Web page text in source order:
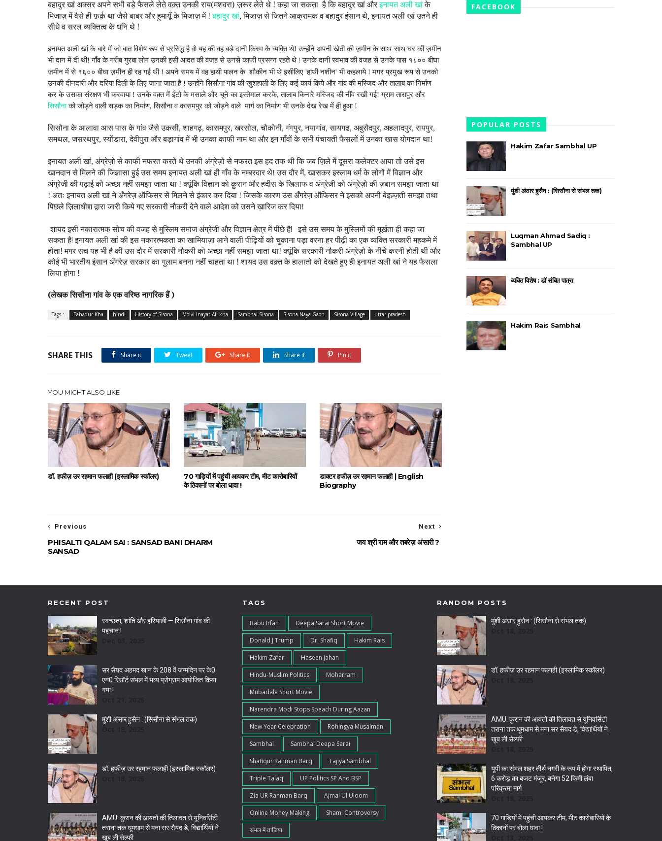
बहादुरखां अक्सर अपने सभी बड़े फैसले लेते वक़्त उनकी राय(मशवरा) ज़रूर लेते थे ! कहाजासकता है कि बहादुर खां औरइनायत अली खांके
मिजाज़मेंवैसेहीफ़र्क़थाजैसेबाबरऔरहुमायूँकेमिजाज़में !बहादुर खां, मिजाज़ से जितने आक्रामक व बहादुर इंसान थे, इनायत अली खां उतने ही
सीधे व सरल व्यक्तित्व के धनि थे !
इनायत अलीखांके बारे में जो बात विशेष रूप से प्रसिद्ध है वो यह की वह बड़े दानी किस्म के व्यक्ति थे! उन्होंने अपनी खेती की ज़मीन के साथ-साथ घर की ज़मीन
भी दान में दीथी! गाँव के गरीब गुरबा लोग उनकी इसी आदत की वजह से उनसे काफी प्रसन्न रहते थे ! उनके दानी स्वभाव की वजह से उनके पास १८०० बीघा
ज़मीन में से १६०० बीघा ज़मीन ही रह गई थी ! अपने समय में वह हाथी पालन के शौकीन भी थे इसीलिए 'हाथी नशीन' भी कहलाये ! मगर प्रमुख रूप से उनको
उनकी दीनदारी और दरिया दिली के लिए जाना जाता है ! उन्होंने सिसौना गांव की खुशहाली के लिए कई कार्य किये और गांव की मस्जिद औरतालाब का निर्माण
कर के उसका संरक्षण भी करवाया ! उनके वक़्त में ईंटो के मसाले और चूने का इस्तेमाल करके,तालाब किनारे मस्जिद की नींव रखी गई!ग्राम तारापुर और
सिसौनाको जोड़ने वाली सड़क का निर्माण,सिसौनावकासमपुरको जोड़ने वाले मार्ग का निर्माण भी उनके देख रेख में ही हुआ !
सिसौना के आलावा आस पास के गांव जैसे उकसी, शाहगढ़, कासमपुर, खरसोल, चौकोनी, गंगपुर, नयागांव, सायगढ, अबुसैदपुर, अहलादपुर, रायपुर,
समथल, जसरथपुर, स्योंडारा, देवीपुरा और बड़ागांव में भी उनका काफी नाम था और इन गाँवों के सभी पंचायती फैसलों में उनका खास योगदान था!
इनायत अली खां, अंग्रेज़ो से काफी नफरत करते थे उनकी अंग्रेज़ो से नफरत इस हद तक थी कि जब ज़िले में दूसरा कलेक्टर आया तो उसे इस
खानदान से मिलने की जिज्ञासा हुई उस समय इनायत अली खां ही गाँव के नम्बरदार थे! उस दौर में, खासकर इस्लाम धर्म के लोगों में विज्ञान और
अंग्रेजी की पढ़ाई को अच्छा नहीं समझा जाता था ! क्यूंकि विज्ञान को क़ुरान और हदीस के खिलाफ व अंग्रेजी को अंग्रेज़ो की ज़बान समझा जाता था
! अतः इनायत अली खां ने अँगरेज़ ऑफिसर से मिलने से इंकार कर दिया ! जिसके कारण उस अँगरेज़ ऑफिसर ने इसको अपनी बेइज़्ज़ती समझा तथा
पिछले ज़िलाधीश द्वारा जारी किये गए सरकारी नौकरी देने वाले आदेश को उसने ख़ारिज कर दिया!
शायदइसीनकारात्मकसोचकीवजहसेमुस्लिमसमाजअंग्रेजीऔरविज्ञानक्षेत्रमेंपीछेहै! इसेउससमयकेमुस्लिमोंकीमूर्खताहीकहाजा
सकताहै!इनायतअलीखांकीइसनकारत्मकताकाखामियाज़ाआनेवालीपीढ़ियोंकोचुकानापड़ावरनाहरपीढ़ीकाएकव्यक्तिसरकारीमहकमेमें
होता! मगर सच यह भी है की उस दौर में सरकारी नौकरी को अच्छा नहीं समझा जाता था! क्यूंकि सरकारी नौकरी अंग्रेज़ो के नीचे करनी होती थी और
कोई भी भारतीय इंसान अँगरेज़ सरकार का गुलाम बनना नहीं चाहता था ! शायद उस वक़्त के हालातो को देखते हुए ही इनायत अलीखांने यह फैसला
लिया होगा !
(लेखक सिसौना गांव के एक वरिष्ठ नागरिक हैं )
Tags : Bahadur Kha hindi History of Sisona Molvi Inayat Ali kha Sambhal-Sisona Sisona Naya Gaon Sisona Village uttar pradesh
SHARE THIS Share it Tweet Share it Share it Pin it
YOU MIGHT ALSO LIKE
डॉ. हफीज़ उर रहमान फलाही (इस्लामिक स्कॉलर)
70 गाड़ियों में पहुंची आयकर टीम, मीट कारोबारियों
के ठिकानों पर बोला धावा !
डाक्टर हफीज़ उर रहमान फलाही | English
Biography
Next
जय श्री राम और तबरेज़ अंसारी ?
Previous
PHISALTI QALAM SAI : SANSAD BANI DHARM
SANSAD
FACEBOOK
POPULAR POSTS
Hakim Zafar Sambhal UP
मुंशी अंसार हुसैन : (सिसौना से संभल तक)
Luqman Ahmad Sadiq :
Sambhal UP
व्यक्ति विशेष : डॉ संबित पात्रा
Hakim Rais Sambhal
RECENT POST
स्वच्छता, शांति और हरियाली — सिसौना गांव की
पहचान !
सर सैयद अहमद खान के 208 वें जन्मदिन पर के0
एन0 रिसॉर्ट संभल में भव्य प्रोग्राम आयोजित किया
गया !
मुंशी अंसार हुसैन : (सिसौना से संभल तक)
डॉ. हफीज़ उर रहमान फलाही (इस्लामिक स्कॉलर)
AMU: कुरान की आयतों की तिलावत से यूनिवर्सिटी
तराना तक धूमधाम से मना सर सैयद डे, विद्यार्थियों ने
खूब ली सेल्फी
TAGS
Babu Irfan Deepa Sarai Short Movie
Donald J Trump Dr. Shafiq Hakim Rais
Hakim Zafar Haseen Jahan
Hindu-Muslim Politics Moharram
Mubadala Short Movie
Narendra Modi Stops Speach During Aazan
New Year Celebration Rohingya Musalman
Sambhal Sambhal Deepa Sarai
Shafiqur Rahman Barq Tajiya Sambhal
Triple Talaq UP Politics SP And BSP
Zia UR Rahman Barq Ajmal Ul Uloom
Online Money Making Shami Controversy
संभल में ताजिया
RANDOM POSTS
मुंशी अंसार हुसैन : (सिसौना से संभल तक)
डॉ. हफीज़ उर रहमान फलाही (इस्लामिक स्कॉलर)
AMU: कुरान की आयतों की तिलावत से यूनिवर्सिटी
तराना तक धूमधाम से मना सर सैयद डे, विद्यार्थियों ने
खूब ली सेल्फी
यूपी का संभल शहर तीर्थ नगरी के रूप में होगा स्थापित,
6 करोड़ का बजट मंजूर, बनेगा 52 किमी लंबा
परिक्रमा मार्ग
70 गाड़ियों में पहुंची आयकर टीम, मीट कारोबारियों के
ठिकानों पर बोला धावा !